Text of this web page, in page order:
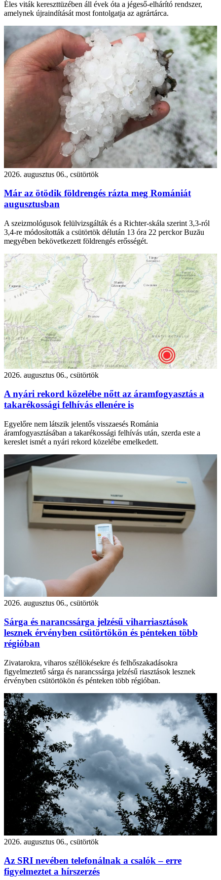
Éles viták kereszttüzében áll évek óta a jégeső-elhárító rendszer,
amelynek újraindítását most fontolgatja az agrártárca.
2026. augusztus 06., csütörtök
Már az ötödik földrengés rázta meg Romániát
augusztusban
A szeizmológusok felülvizsgálták és a Richter-skála szerint 3,3-ról
3,4-re módosították a csütörtök délután 13 óra 22 perckor Buzău
megyében bekövetkezett földrengés erősségét.
2026. augusztus 06., csütörtök
A nyári rekord közelébe nőtt az áramfogyasztás a
takarékossági felhívás ellenére is
Egyelőre nem látszik jelentős visszaesés Románia
áramfogyasztásában a takarékossági felhívás után, szerda este a
kereslet ismét a nyári rekord közelébe emelkedett.
2026. augusztus 06., csütörtök
Sárga és narancssárga jelzésű viharriasztások
lesznek érvényben csütörtökön és pénteken több
régióban
Zivatarokra, viharos széllökésekre és felhőszakadásokra
figyelmeztető sárga és narancssárga jelzésű riasztások lesznek
érvényben csütörtökön és pénteken több régióban.
2026. augusztus 06., csütörtök
Az SRI nevében telefonálnak a csalók – erre
figyelmeztet a hírszerzés